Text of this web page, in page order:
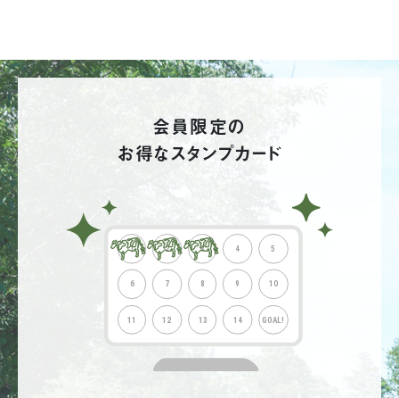
会員限定の
お得なスタンプカード